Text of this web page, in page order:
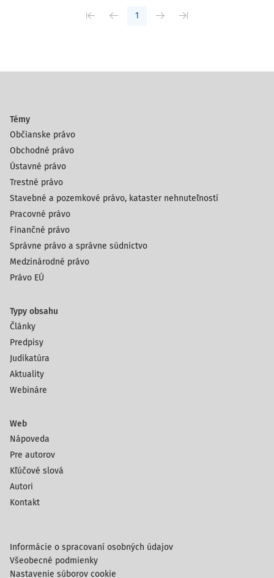
1
Témy
Občianske právo
Obchodné právo
Ústavné právo
Trestné právo
Stavebné a pozemkové právo, kataster nehnuteľností
Pracovné právo
Finančné právo
Správne právo a správne súdnictvo
Medzinárodné právo
Právo EÚ
Typy obsahu
Články
Predpisy
Judikatúra
Aktuality
Webináre
Web
Nápoveda
Pre autorov
Kľúčové slová
Autori
Kontakt
Informácie o spracovaní osobných údajov
Všeobecné podmienky
Nastavenie súborov cookie